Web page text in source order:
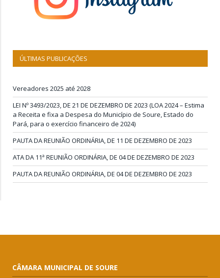
ÚLTIMAS PUBLICAÇÕES
Vereadores 2025 até 2028
LEI Nº 3493/2023, DE 21 DE DEZEMBRO DE 2023 (LOA 2024 – Estima
a Receita e fixa a Despesa do Município de Soure, Estado do
Pará, para o exercício financeiro de 2024)
PAUTA DA REUNIÃO ORDINÁRIA, DE 11 DE DEZEMBRO DE 2023
ATA DA 11ª REUNIÃO ORDINÁRIA, DE 04 DE DEZEMBRO DE 2023
PAUTA DA REUNIÃO ORDINÁRIA, DE 04 DE DEZEMBRO DE 2023
CÂMARA MUNICIPAL DE SOURE